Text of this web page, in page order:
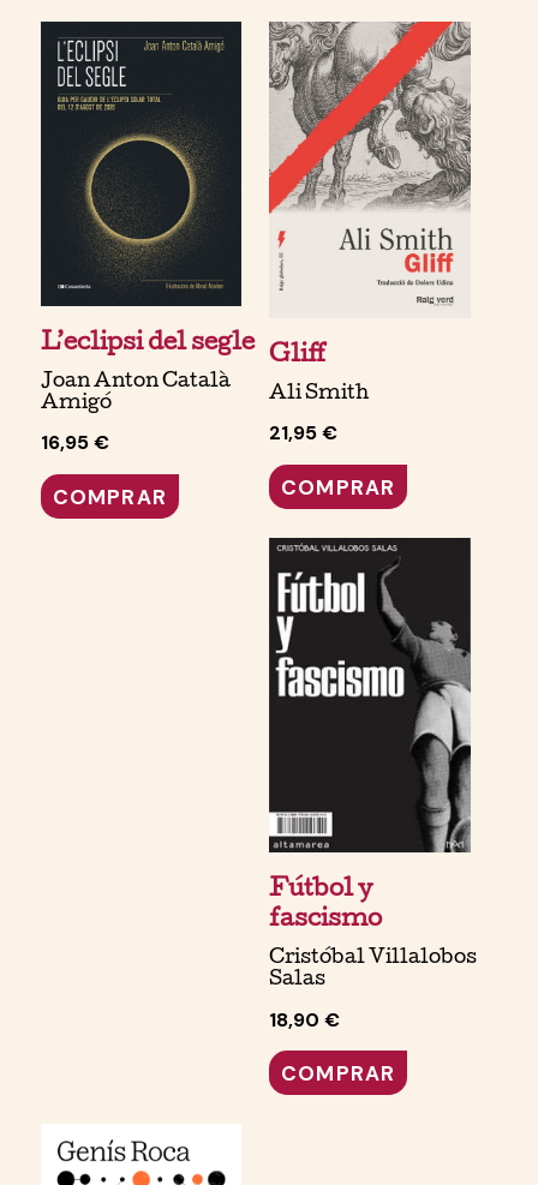
L’eclipsi del segle
Joan Anton Català
Amigó
16,95 €
COMPRAR
Gliff
Ali Smith
21,95 €
COMPRAR
Fútbol y
fascismo
Cristóbal Villalobos
Salas
18,90 €
COMPRAR